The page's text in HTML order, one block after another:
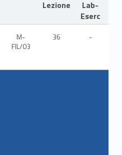
Lezione
Lab-
Eserc
M-
FIL/03
36 -